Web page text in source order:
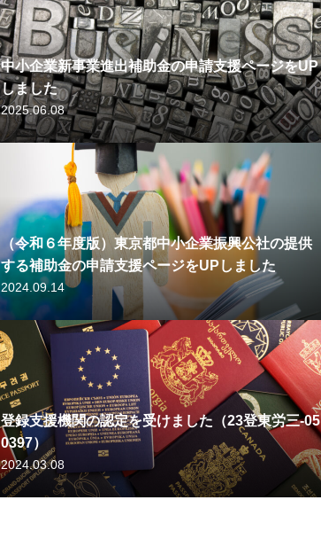
中小企業新事業進出補助金の申請支援ページをUP
しました
2025.06.08
（令和６年度版）東京都中小企業振興公社の提供
する補助金の申請支援ページをUPしました
2024.09.14
登録支援機関の認定を受けました（23登東労三-05
0397）
2024.03.08